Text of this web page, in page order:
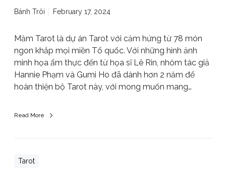
Bánh Trôi February 17, 2024
Măm Tarot là dự án Tarot với cảm hứng từ 78 món
ngon khắp mọi miền Tổ quốc. Với những hình ảnh
minh họa ẩm thực đến từ họa sĩ Lê Rin, nhóm tác giả
Hannie Phạm và Gumi Ho đã dành hơn 2 năm để
hoàn thiện bộ Tarot này, với mong muốn mang…
Read More
Tarot